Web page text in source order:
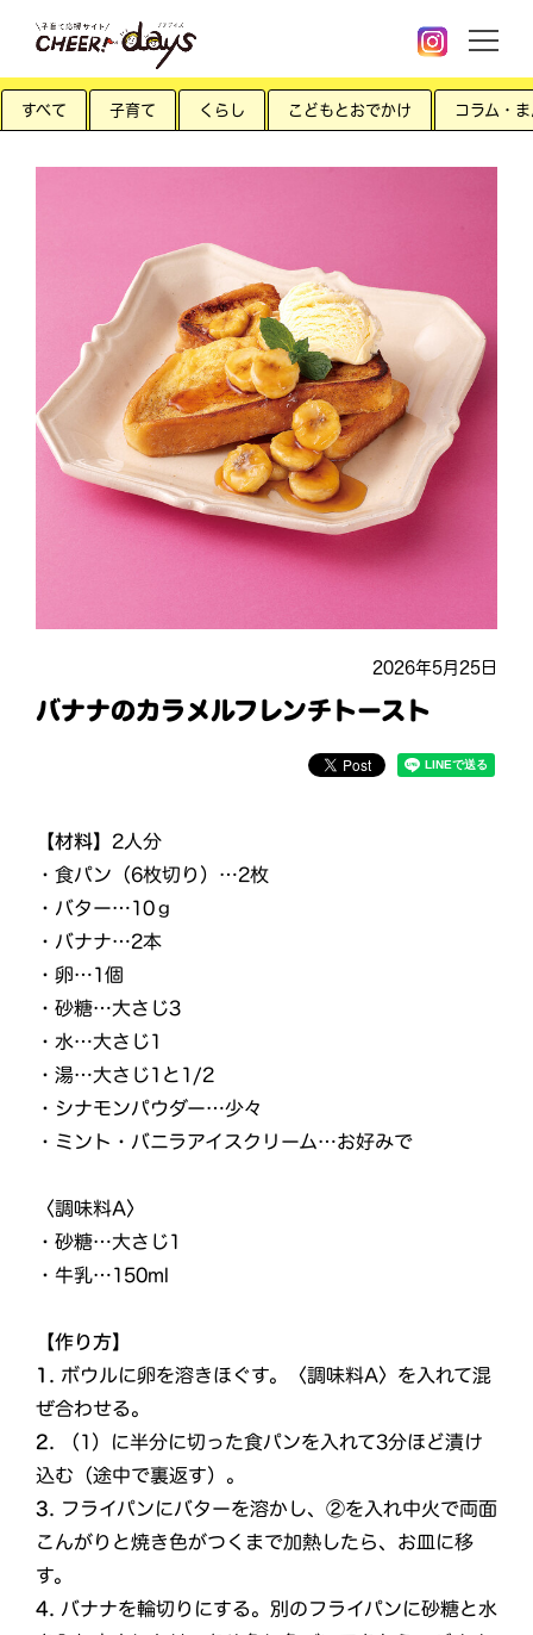
すべて 子育て くらし こどもとおでかけ コラム・
2026年5月25日
バナナのカラメルフレンチトースト
【材料】 2人分
・⾷パン（6枚切り）…2枚
・バター…10ｇ
・バナナ…2本
・卵…1個
・砂糖…⼤さじ3
・⽔…⼤さじ1
・湯…⼤さじ1と1/2
・シナモンパウダー…少々
・ミント・バニラアイスクリーム…お好みで
〈調味料A〉
・砂糖…⼤さじ1
・⽜乳…150ml
【作り方】
1. ボウルに卵を溶きほぐす。〈調味料A〉を⼊れて混
ぜ合わせる。
2. （1）に半分に切った⾷パンを⼊れて3分ほど漬け
込む（途中で裏返す）。
3. フライパンにバターを溶かし、②を入れ中⽕で両⾯
こんがりと焼き⾊がつくまで加熱したら、お皿に移
す。
4. バナナを輪切りにする。別のフライパンに砂糖と⽔